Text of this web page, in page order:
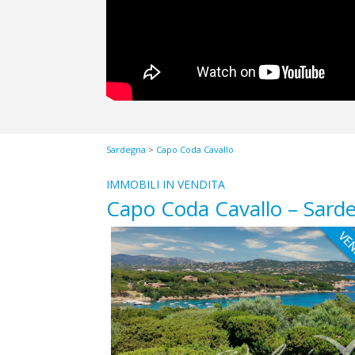
Sardegna > Capo Coda Cavallo
IMMOBILI IN VENDITA
Capo Coda Cavallo –